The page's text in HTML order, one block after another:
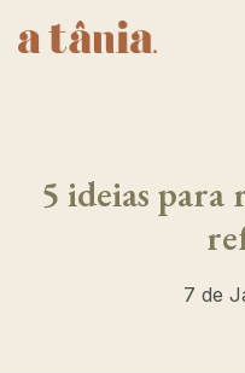
5 ideias para
7 de